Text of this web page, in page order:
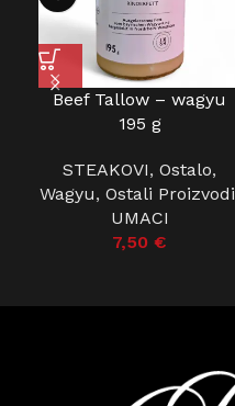
Beef Tallow – wagyu
195 g
STEAKOVI, Ostalo,
Wagyu, Ostali Proizvodi
UMACI
7,50 €